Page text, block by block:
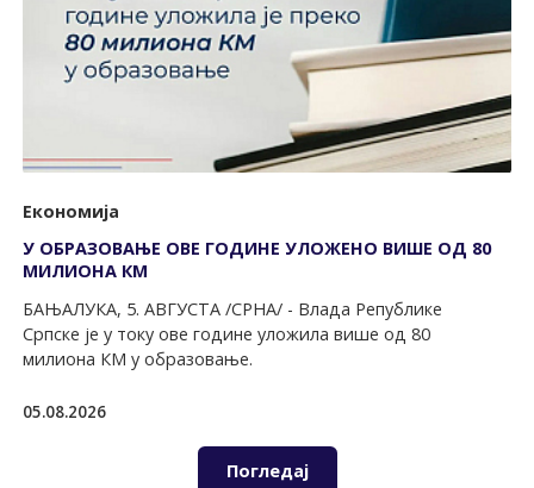
Економија
У ОБРАЗОВАЊЕ ОВЕ ГОДИНЕ УЛОЖЕНО ВИШЕ ОД 80
МИЛИОНА КМ
БАЊАЛУКА, 5. АВГУСТА /СРНА/ - Влада Републике
Српске је у току ове године уложила више од 80
милиона КМ у образовање.
05.08.2026
Погледај